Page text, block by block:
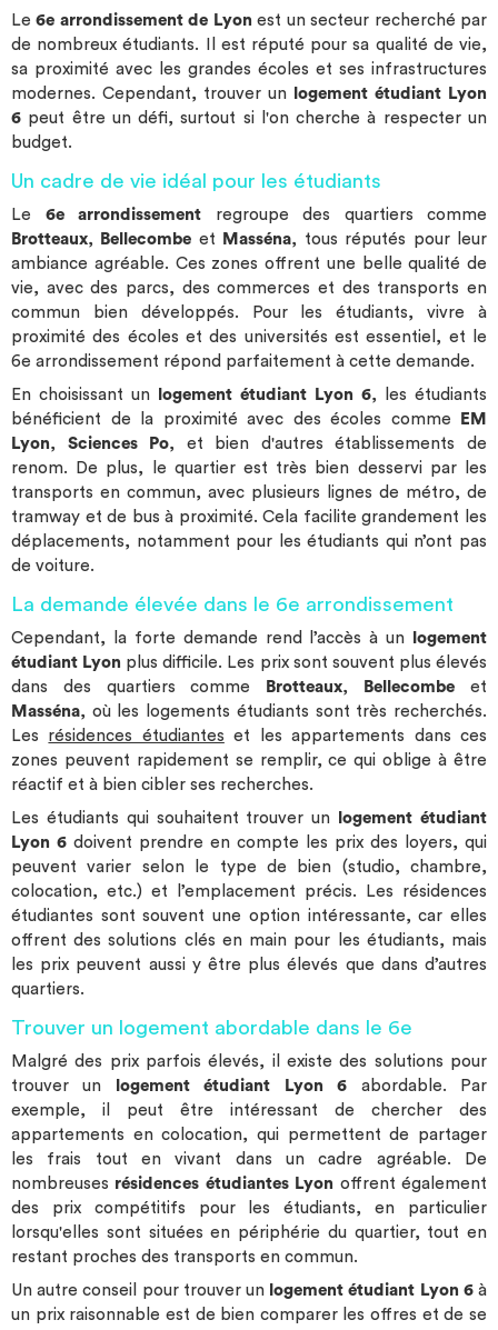
Le6e arrondissement de Lyon est un secteur recherché par
de nombreux étudiants. Il est réputé pour sa qualité de vie,
sa proximité avec les grandes écoles et ses infrastructures
modernes. Cependant, trouver un
logement étudiant Lyon
6 peut être un défi, surtout si l'on cherche à respecter un
budget.
Un cadre de vie idéal pour les étudiants
Le 6e arrondissement regroupe des quartiers comme
Brotteaux, Bellecombe et Masséna, tous réputés pour leur
ambiance agréable. Ces zones offrent une belle qualité de
vie, avec des parcs, des commerces et des transports en
commun bien développés. Pour les étudiants, vivre à
proximité des écoles et des universités est essentiel, et le
6e arrondissement répond parfaitement à cette demande.
En choisissant un
logement étudiant Lyon 6, les étudiants
bénéficient de la proximité avec des écoles comme
EM
Lyon, Sciences Po, et bien d'autres établissements de
renom. De plus, le quartier est très bien desservi par les
transports en commun, avec plusieurs lignes de métro, de
tramway et de bus à proximité. Cela facilite grandement les
déplacements, notamment pour les étudiants qui n’ont pas
de voiture.
La demande élevée dans le 6e arrondissement
Cependant, la forte demande rend l’accès à un
logement
étudiant Lyon plus difficile. Les prix sont souvent plus élevés
dans des quartiers comme
Brotteaux, Bellecombe et
Masséna, où les logements étudiants sont très recherchés.
Les résidences étudiantes et les appartements dans ces
zones peuvent rapidement se remplir, ce qui oblige à être
réactif et à bien cibler ses recherches.
Les étudiants qui souhaitent trouver un
logement étudiant
Lyon 6 doivent prendre en compte les prix des loyers, qui
peuvent varier selon le type de bien (studio, chambre,
colocation, etc.) et l’emplacement précis. Les résidences
étudiantes sont souvent une option intéressante, car elles
offrent des solutions clés en main pour les étudiants, mais
les prix peuvent aussi y être plus élevés que dans d’autres
quartiers.
Trouver un logement abordable dans le 6e
Malgré des prix parfois élevés, il existe des solutions pour
trouver un
logement étudiant Lyon 6 abordable. Par
exemple, il peut être intéressant de chercher des
appartements en colocation, qui permettent de partager
les frais tout en vivant dans un cadre agréable. De
nombreuses résidences étudiantes Lyon offrent également
des prix compétitifs pour les étudiants, en particulier
lorsqu'elles sont situées en périphérie du quartier, tout en
restant proches des transports en commun.
Un autre conseil pour trouver un logement étudiant Lyon 6à
un prix raisonnable est de bien comparer les offres et de se